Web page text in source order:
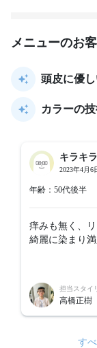
メニューのお
頭皮に優
カラーの
キラキラ
2023年4月6
年齢：50代後半
痒みも無く、
綺麗に染まり満
担当スタイ
高橋正樹
す